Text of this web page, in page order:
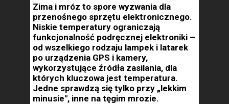
Zima i mróz to spore wyzwania dla
przenośnego sprzętu elektronicznego.
Niskie temperatury ograniczają
funkcjonalność podręcznej elektroniki –
od wszelkiego rodzaju lampek i latarek
po urządzenia GPS i kamery,
wykorzystujące źródła zasilania, dla
których kluczowa jest temperatura.
Jedne sprawdzą się tylko przy „lekkim
minusie", inne na tęgim mrozie.